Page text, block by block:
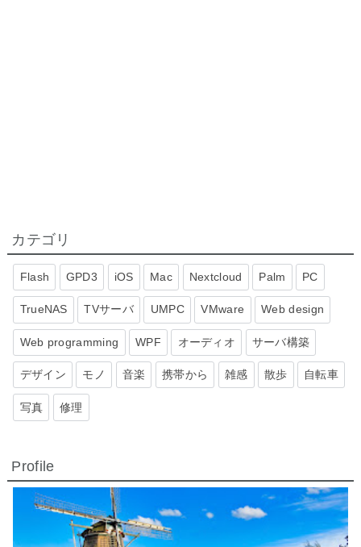
カテゴリ
Flash GPD3 iOS Mac Nextcloud Palm PC
TrueNAS TVサーバ UMPC VMware Web design
Web programming WPF オーディオ サーバ構築
デザイン モノ 音楽 携帯から 雑感 散歩 自転車
写真 修理
Profile